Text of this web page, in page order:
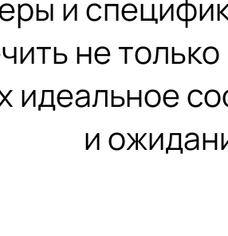
и
не
идеальное
и